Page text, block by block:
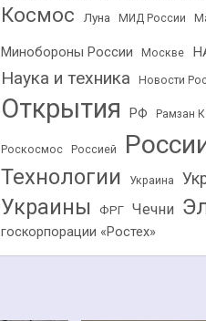
Космос Луна МИД России
Минобороны России Москве
Наука и техника Новости
Открытия РФ Рамзан
Роскосмос Россией
Технологии Украина
Украины ФРГ Чечни
госкорпорации «Ростех»